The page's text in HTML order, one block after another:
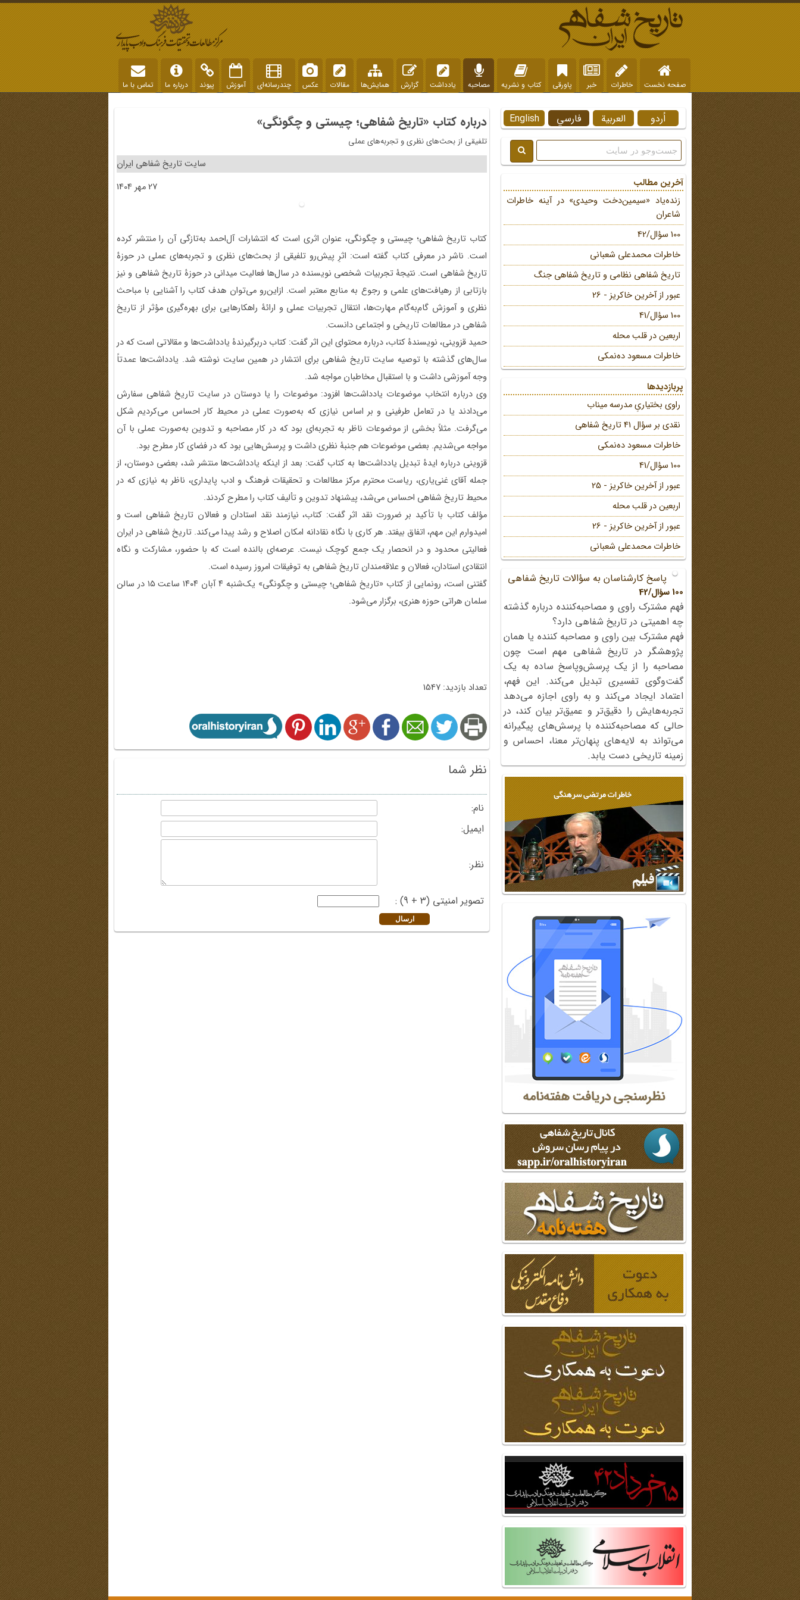
صفحه نخست خاطرات خبر پاورقی کتاب و نشریه مصاحبه یادداشت گزارش همایش‌ها مقالات عکس چندرسانه‌ای آموزش پیوند درباره ما تماس با ما
درباره کتاب «تاریخ شفاهی؛ چیستی و چگونگی»
تلفیقی از بحث‌های نظری و تجربه‌های عملی
سایت تاریخ شفاهی ایران
27 مهر 1404
کتاب تاریخ شفاهی؛ چیستی و چگونگی، عنوان اثری است که انتشارات آل‌احمد به‌تازگی آن را منتشر کرده
است. ناشر در معرفی کتاب گفته است: اثرِ پیش‌رو تلفیقی از بحث‌های نظری و تجربه‌های عملی در حوزۀ
تاریخ شفاهی است. نتیجۀ تجربیات شخصی نویسنده در سال‌ها فعالیت میدانی در حوزۀ تاریخ شفاهی و نیز
بازتابی از رهیافت‌های علمی و رجوع به منابع معتبر است. ازاین‌رو می‌توان هدف کتاب را آشنایی با مباحث
نظری و آموزش گام‌به‌گام مهارت‌ها، انتقال تجربیات عملی و ارائۀ راهکارهایی برای بهره‌گیری مؤثر از تاریخ
شفاهی در مطالعات تاریخی و اجتماعی دانست.
حمید قزوینی، نویسندۀ کتاب، درباره محتوای این اثر گفت: کتاب دربرگیرندۀ یادداشت‌ها و مقالاتی است که در
سال‌های گذشته با توصیه سایت تاریخ شفاهی برای انتشار در همین سایت نوشته شد. یادداشت‌ها عمدتاً
وجه آموزشی داشت و با استقبال مخاطبان مواجه شد.
وی درباره انتخاب موضوعات یادداشت‌ها افزود: موضوعات را یا دوستان در سایت تاریخ شفاهی سفارش
می‌دادند یا در تعامل طرفینی و بر اساس نیازی که به‌صورت عملی در محیط کار احساس می‌کردیم شکل
می‌گرفت. مثلاً بخشی از موضوعات ناظر به تجربه‌ای بود که در کار مصاحبه و تدوین به‌صورت عملی با آن
مواجه می‌شدیم. بعضی موضوعات هم جنبۀ نظری داشت و پرسش‌هایی بود که در فضای کار مطرح بود.
قزوینی درباره ایدۀ تبدیل یادداشت‌ها به کتاب گفت: بعد از اینکه یادداشت‌ها منتشر شد، بعضی دوستان، از
جمله آقای غنی‌‌یاری، ریاست محترم مرکز مطالعات و تحقیقات فرهنگ و ادب پایداری، ناظر به نیازی که در
محیط تاریخ شفاهی احساس می‌شد، پیشنهاد تدوین و تألیف کتاب را مطرح کردند.
مؤلف کتاب با تأکید بر ضرورت نقد اثر گفت: کتاب، نیازمند نقد استادان و فعالان تاریخ شفاهی است و
امیدوارم این مهم، اتفاق بیفتد. هر کاری با نگاه نقادانه امکان اصلاح و رشد پیدا می‌کند. تاریخ شفاهی در ایران
فعالیتی محدود و در انحصار یک جمع کوچک نیست. عرصه‌ای بالنده است که با حضور، مشارکت و نگاه
انتقادی استادان، فعالان و علاقه‌مندان تاریخ شفاهی به توفیقات امروز رسیده است.
گفتنی است، رونمایی از کتاب «تاریخ شفاهی؛ چیستی و چگونگی» یک‌شنبه ۴ آبان ۱۴۰۴ ساعت ۱۵ در سالن
سلمان هراتی حوزه هنری، برگزار می‌شود.
تعداد بازدید: 1547
نظر شما
نام:
ایمیل:
نظر:
تصویر امنیتی (3 + 9) :
English فارسي العربية اُردو
آخرین مطالب
زنده‌یاد «سیمین‌دخت وحیدی» در آینه خاطرات
شاعران
100 سؤال/42
خاطرات محمد‌علی شعبانی
تاریخ شفاهی نظامی و تاریخ شفاهی جنگ
عبور از آخرین خاکریز - 26
100 سؤال/41
اربعین در قلب محله
خاطرات مسعود ده‌نمکی
پربازدیدها
راوی بختیاریِ مدرسه میناب
نقدی بر سؤال 41 تاریخ شفاهی
خاطرات مسعود ده‌نمکی
100 سؤال/41
عبور از آخرین خاکریز - 25
اربعین در قلب محله
عبور از آخرین خاکریز - 26
خاطرات محمد‌علی شعبانی
پاسخ کارشناسان به سؤالات تاریخ شفاهی
100 سؤال/42
فهم مشترک راوی و مصاحبه‌کننده درباره گذشته
چه اهمیتی در تاریخ شفاهی دارد؟
فهم مشترک بین راوی و مصاحبه کننده یا همان
پژوهشگر در تاریخ شفاهی مهم است چون
مصاحبه را از یک پرسش‌وپاسخ ساده به یک
گفت‌وگوی تفسیری تبدیل می‌کند. این فهم،
اعتماد ایجاد می‌کند و به راوی اجازه می‌دهد
تجربه‌هایش را دقیق‌تر و عمیق‌تر بیان کند، در
حالی که مصاحبه‌کننده با پرسش‌های پیگیرانه
می‌تواند به لایه‌های پنهان‌تر معنا، احساس و
زمینه تاریخی دست یابد.